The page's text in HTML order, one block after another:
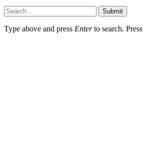
Submit
Type above and press Enterto search. Press